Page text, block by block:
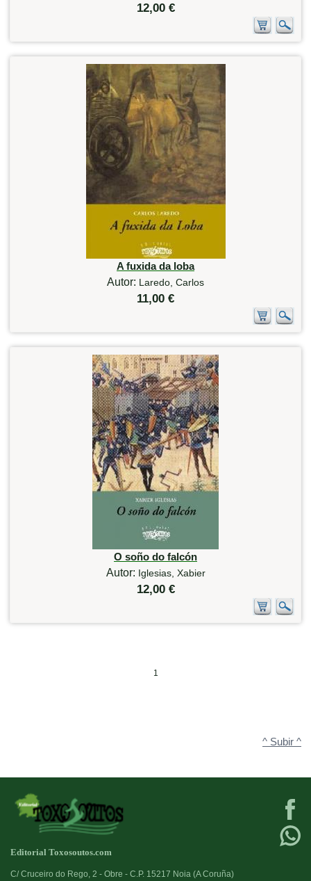
12,00 €
A fuxida da loba
Autor: Laredo, Carlos
11,00 €
O soño do falcón
Autor: Iglesias, Xabier
12,00 €
1
^ Subir ^
Editorial Toxosoutos.com
C/ Cruceiro do Rego, 2 - Obre - C.P. 15217 Noia (A Coruña)